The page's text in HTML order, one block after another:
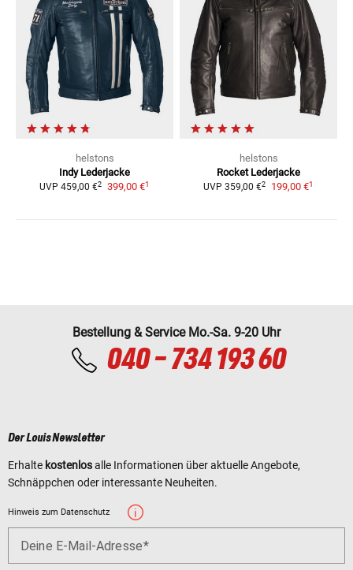
helstons
Indy Lederjacke
UVP 459,00 €2 399,00 €1
helstons
Rocket Lederjacke
UVP 359,00 €2 199,00 €1
Bestellung & Service Mo.-Sa. 9-20 Uhr
040 - 734 193 60
Der Louis Newsletter
Erhalte kostenlosalle Informationen über aktuelle Angebote,
Schnäppchen oder interessante Neuheiten.
Hinweis zum Datenschutz
Deine E-Mail-Adresse